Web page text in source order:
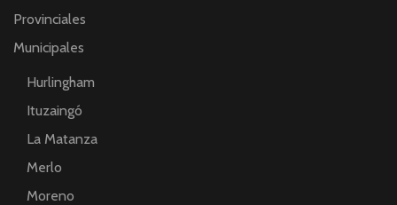
Provinciales
Municipales
Hurlingham
Ituzaingó
La Matanza
Merlo
Moreno